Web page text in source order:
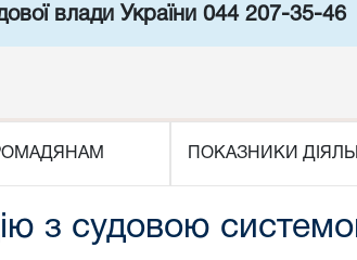
влади України 044 207-35-46
ПОКАЗНИКИ
з судовою